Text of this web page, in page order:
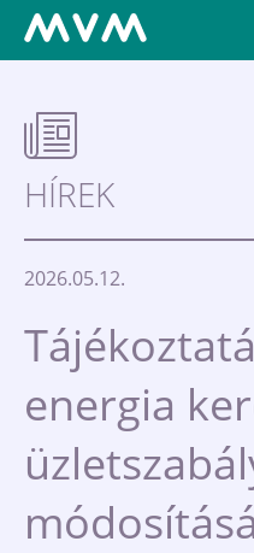
HÍREK
2026.05.12.
energia